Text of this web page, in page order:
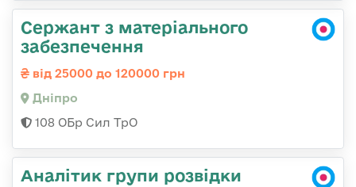
Сержант з матеріального
забезпечення
від 25000 до 120000 грн
Дніпро
108 ОБр Сил ТрО
Аналітик групи розвідки